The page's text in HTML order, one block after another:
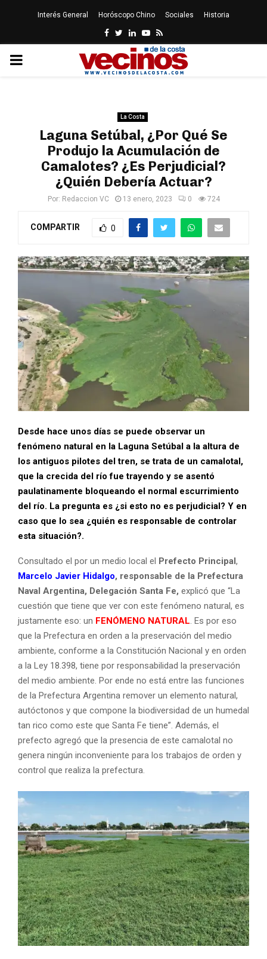
Interés General Horóscopo Chino Sociales Historia
Facebook
Twitter
LinkedinYoutube
Rss
PRIMARY
La Costa
Laguna Setúbal, ¿Por Qué Se
Produjo la Acumulación de
Camalotes? ¿Es Perjudicial?
¿Quién Debería Actuar?
Por: Redaccion VC 13 enero, 2023 0 724
COMPARTIR 0
Desde hace unos días se puede observar un
fenómeno natural en la Laguna Setúbal a la altura de
los antiguos pilotes del tren, se trata de un camalotal,
que la crecida del río fue trayendo y se asentó
paulatinamente bloqueando el normal escurrimiento
del río. La pregunta es ¿si esto no es perjudicial? Y en
caso que lo sea ¿quién es responsable de controlar
esta situación?.
Consultado el por un medio local el Prefecto Principal,
Marcelo Javier Hidalgo, responsable de la Prefectura
Naval Argentina, Delegación Santa Fe, explicó que “La
cuestión que tiene que ver con este fenómeno natural, es
justamente eso: un FENÓMENO NATURAL. Es por eso
que la Prefectura en orden a la preservación del medio
ambiente, conforme a la Constitución Nacional y en orden
a la Ley 18.398, tiene por responsabilidad la preservación
del medio ambiente. Por ende no está entre las funciones
de la Prefectura Argentina remover un elemento natural,
autóctonos y que compone la biodiversidad de un humedal
tan rico como este que Santa Fe tiene”. Además, el
prefecto agregó que la presencia de este camalotal no
genera ningún inconveniente para los trabajos de orden y
control que realiza la prefectura.